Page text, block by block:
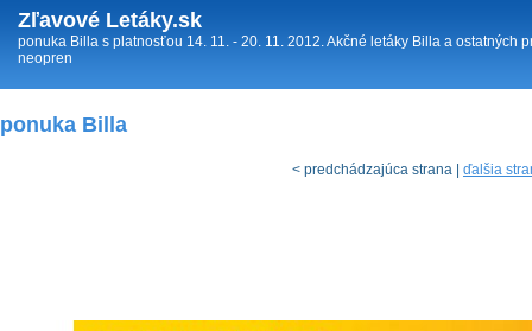
Zľavové Letáky.sk
ponuka Billa s platnosťou 14. 11. - 20. 11. 2012. Akčné letáky Billa a
neopren
ponuka Billa
< predchádzajúca strana | ďalšia